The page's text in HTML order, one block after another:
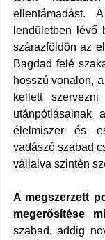
ellentámadást.
lendületben lévő
szárazföldön az
Bagdad felé
hosszú vonalon,
kellett
utánpótlásainak
élelmiszer és
vadászó szabad
vállalva szintén
A megszerzett
megerősítése
szabad, addig